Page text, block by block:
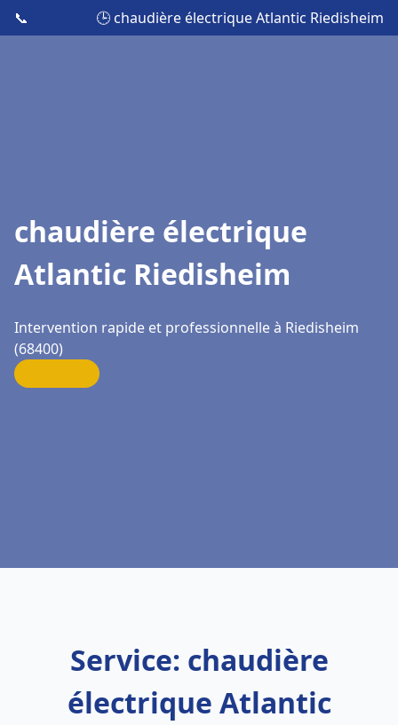
📞 🕒 chaudière électrique Atlantic Riedisheim
chaudière électrique
Atlantic Riedisheim
Intervention rapide et professionnelle à Riedisheim
(68400)
Service: chaudière
électrique Atlantic